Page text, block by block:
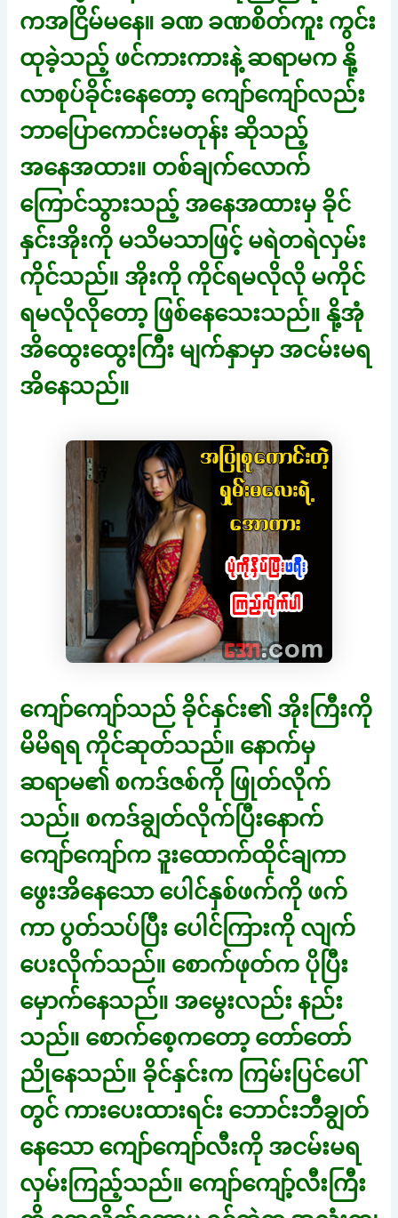
ကအငြိမ်မနေ။ ခဏ ခဏစိတ်ကူး ကွင်း
ထုခဲ့သည့် ဖင်ကားကားနဲ့ ဆရာမက နို့
လာစုပ်ခိုင်းနေတော့ ကျော်ကျော်လည်း
ဘာပြောကောင်းမတုန်း ဆိုသည့်
အနေအထား။ တစ်ချက်လောက်
ကြောင်သွားသည့် အနေအထားမှ ခိုင်
နှင်းအိုးကို မသိမသာဖြင့် မရဲတရဲလှမ်း
ကိုင်သည်။ အိုးကို ကိုင်ရမလိုလို မကိုင်
ရမလိုလိုတော့ ဖြစ်နေသေးသည်။ နို့အုံ
အိထွေးထွေးကြီး မျက်နှာမှာ အငမ်းမရ
အိနေသည်။
ကျော်ကျော်သည် ခိုင်နှင်း၏ အိုးကြီးကို
မိမိရရ ကိုင်ဆုတ်သည်။ နောက်မှ
ဆရာမ၏ စကဒ်ဇစ်ကို ဖြုတ်လိုက်
သည်။ စကဒ်ချွတ်လိုက်ပြီးနောက်
ကျော်ကျော်က ဒူးထောက်ထိုင်ချကာ
ဖွေးအိနေသော ပေါင်နှစ်ဖက်ကို ဖက်
ကာ ပွတ်သပ်ပြီး ပေါင်ကြားကို လျက်
ပေးလိုက်သည်။ စောက်ဖုတ်က ပိုပြီး
မှောက်နေသည်။ အမွေးလည်း နည်း
သည်။ စောက်စေ့ကတော့ တော်တော်
ညိုနေသည်။ ခိုင်နှင်းက ကြမ်းပြင်ပေါ်
တွင် ကားပေးထားရင်း ဘောင်းဘီချွတ်
နေသော ကျော်ကျော်လီးကို အငမ်းမရ
လှမ်းကြည့်သည်။ ကျော်ကျော့်လီးကြီး